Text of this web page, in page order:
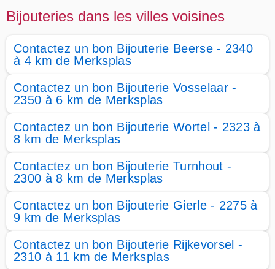
Bijouteries dans les villes voisines
Contactez un bon Bijouterie Beerse - 2340
à 4 km de Merksplas
Contactez un bon Bijouterie Vosselaar -
2350 à 6 km de Merksplas
Contactez un bon Bijouterie Wortel - 2323 à
8 km de Merksplas
Contactez un bon Bijouterie Turnhout -
2300 à 8 km de Merksplas
Contactez un bon Bijouterie Gierle - 2275 à
9 km de Merksplas
Contactez un bon Bijouterie Rijkevorsel -
2310 à 11 km de Merksplas